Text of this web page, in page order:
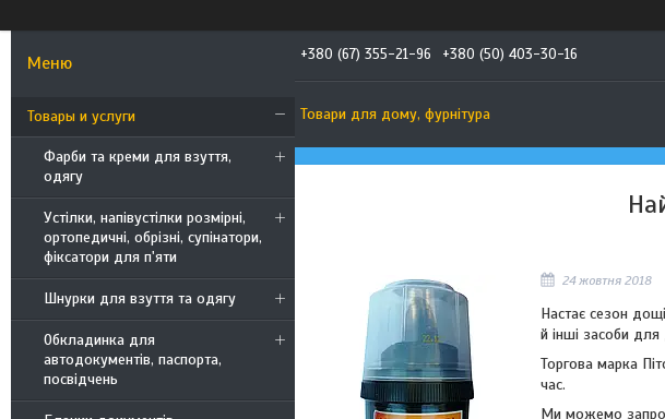
Товары и услуги
Фарби та креми для взуття,
одягу
Устілки, напівустілки розмірні,
ортопедичні, обрізні, супінатори,
фіксатори для п'яти
Шнурки для взуття та одягу
Обкладинка для
автодокументів, паспорта,
посвідчень
+380 (67) 355-21-96 +380 (50) 403-30-16
Товари для дому, фурнітура
24 жовтня 2018
Настає сезон
й інші засоби
Торгова марка
час.
Ми можемо